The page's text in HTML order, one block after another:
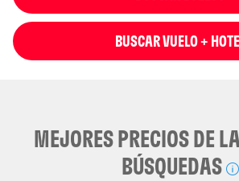
BUSCAR VUELO +
MEJORES PRECIOS DE
BÚSQUEDAS